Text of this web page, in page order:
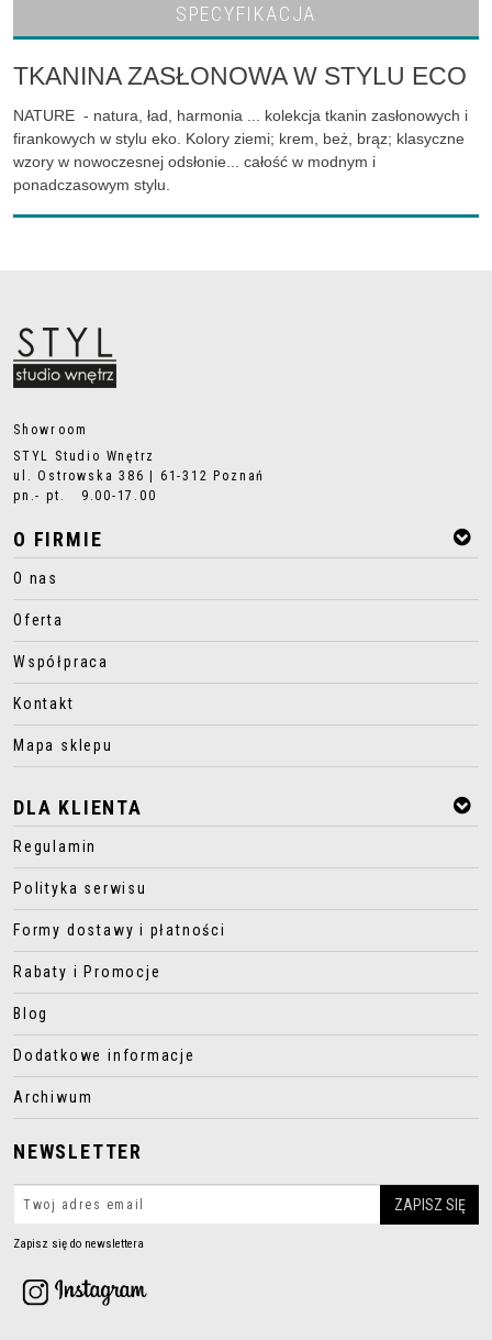
SPECYFIKACJA
TKANINA ZASŁONOWA W STYLU ECO
NATURE - natura, ład, harmonia ... kolekcja tkanin zasłonowych i
firankowych w stylu eko. Kolory ziemi; krem, beż, brąz; klasyczne
wzory w nowoczesnej odsłonie... całość w modnym i
ponadczasowym stylu.
Showroom
STYL Studio Wnętrz
ul. Ostrowska 386 | 61-312 Poznań
pn.- pt. 9.00-17.00
O FIRMIE
O nas
Oferta
Współpraca
Kontakt
Mapa sklepu
DLA KLIENTA
Regulamin
Polityka serwisu
Formy dostawy i płatności
Rabaty i Promocje
Blog
Dodatkowe informacje
Archiwum
NEWSLETTER
Zapisz się do newslettera